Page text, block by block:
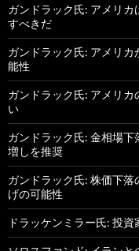
ガンドラック氏: アメリ
すべきだ
ガンドラック氏: アメリ
能性
ガンドラック氏: アメリ
い
ガンドラック氏: 金相場
増しを推奨
ガンドラック氏: 株価下
げの可能性
ドラッケンミラー氏: 投